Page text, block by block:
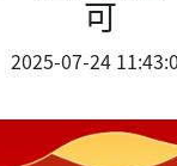
可
2025-07-24